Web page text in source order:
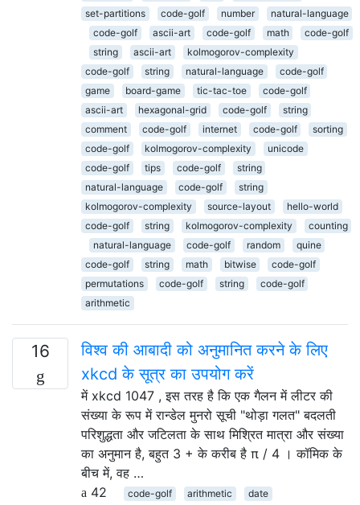
set-partitions
code-golf number
natural-language
code-golf
ascii-art code-golf math
code-golf
string
ascii-art
kolmogorov-complexity
code-golf
string natural-language
code-golf
game
board-game tic-tac-toe
code-golf
ascii-art
hexagonal-grid code-golf
string
comment
code-golf internet code-golf
sorting
code-golf
kolmogorov-complexity
unicode
code-golf
tips code-golf
string
natural-language
code-golf
string
kolmogorov-complexity
source-layout
hello-world
code-golf
string kolmogorov-complexity
counting
natural-language
code-golf random
quine
code-golf
string math bitwise
code-golf
permutations
code-golf string
code-golf
arithmetic
16
विश्व की आबादी को अनुमानित करने के लिए
xkcd के सूत्र का उपयोग करें
में xkcd 1047 , इस तरह है कि एक गैलन में लीटर की
संख्या के रूप में रान्डेल मुनरो सूची "थोड़ा गलत" बदलती
परिशुद्धता और जटिलता के साथ मिश्रित मात्रा और संख्या
का अनुमान है, बहुत 3 + के करीब है π / 4 । कॉमिक के
बीच में, वह …
42
code-golf arithmetic date